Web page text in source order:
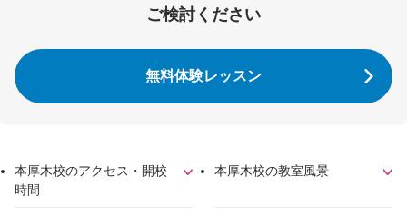
ご検討ください
無料体験レッスン
本厚木校のアクセス・開校
時間
本厚木校の教室風景